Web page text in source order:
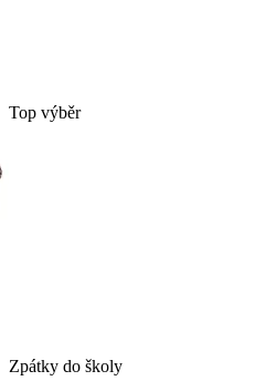
Top výběr
Zpátky do školy